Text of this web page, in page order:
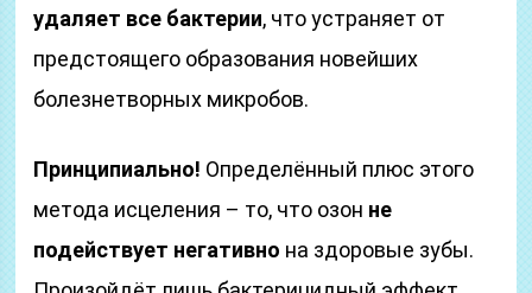
удаляет все бактерии, что устраняет от
предстоящего образования новейших
болезнетворных микробов.
Принципиально! Определённый плюс этого
метода исцеления – то, что озон не
подействует негативно на здоровые зубы.